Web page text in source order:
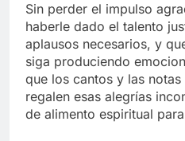
Sin perder el impulso
haberle dado el talento
aplausos necesarios, y
siga produciendo
que los cantos y las
regalen esas alegrías
de alimento espiritual